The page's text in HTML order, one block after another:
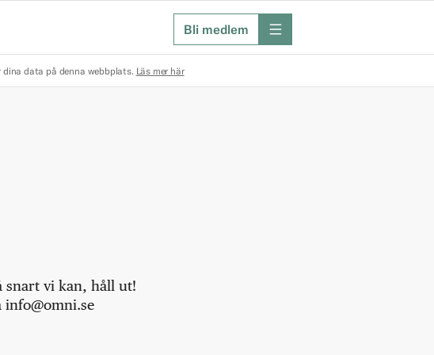
Bli medlem meny
data på denna webbplats. Läs mer här
snart vi kan, håll ut!